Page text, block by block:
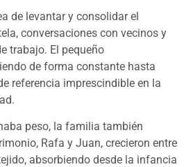
de levantar y consolidar el
conversaciones con vecinos y
trabajo. El pequeño
de forma constante hasta
referencia imprescindible en la
peso, la familia también
Rafa y Juan, crecieron entre
absorbiendo desde la infancia